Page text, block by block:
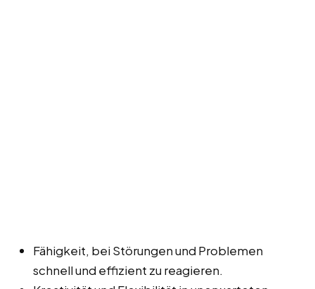
Fähigkeit, bei Störungen und Problemen
schnell und effizient zu reagieren.